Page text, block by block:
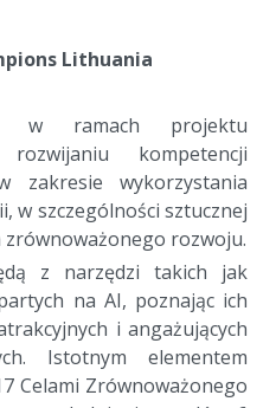
Lithuania
w ramach projektu
kompetencji
zakresie wykorzystania
w szczególności sztucznej
zrównoważonego rozwoju.
z narzędzi takich jak
na AI, poznając ich
i angażujących
Istotnym elementem
Celami Zrównoważonego